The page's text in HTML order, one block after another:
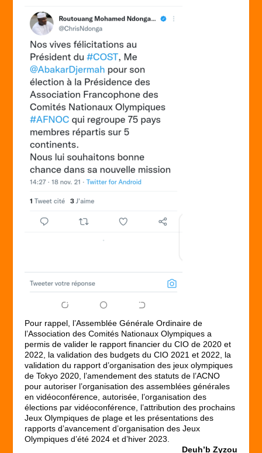
Pour rappel, l’Assemblée Générale Ordinaire de
l’Association des Comités Nationaux Olympiques a
permis de valider le rapport financier du CIO de 2020 et
2022, la validation des budgets du CIO 2021 et 2022, la
validation du rapport d’organisation des jeux olympiques
de Tokyo 2020, l’amendement des statuts de l’ACNO
pour autoriser l’organisation des assemblées générales
en vidéoconférence, autorisée, l’organisation des
élections par vidéoconférence, l’attribution des prochains
Jeux Olympiques de plage et les présentations des
rapports d’avancement d’organisation des Jeux
Olympiques d’été 2024 et d’hiver 2023.
Deuh’b Zyzou